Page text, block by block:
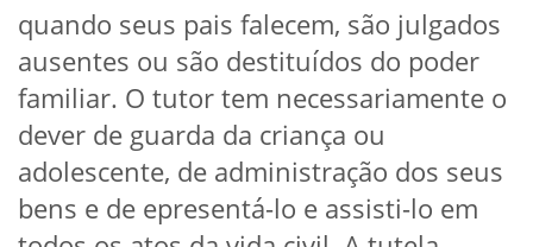
quando seus pais falecem, são julgados
ausentes ou são destituídos do poder
familiar. O tutor tem necessariamente o
dever de guarda da criança ou
adolescente, de administração dos seus
bens e de epresentá-lo e assisti-lo em